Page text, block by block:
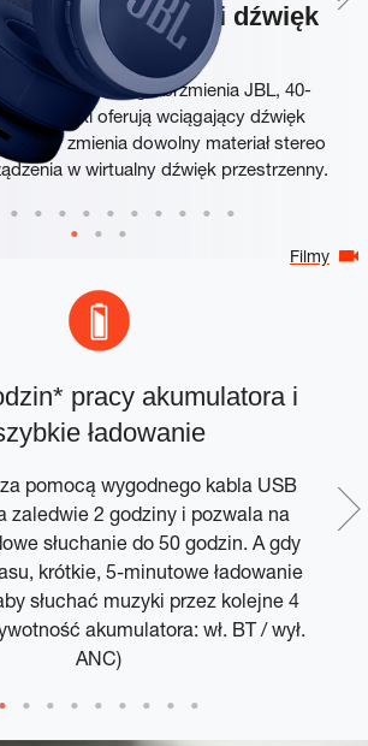
Filmy
brzmienie JBL i dźwięk
przestrzenny
legendarnego brzmienia JBL, 40-
oferują wciągający dźwięk
który zmienia dowolny materiał stereo
w wirtualny dźwięk przestrzenny.
pracy akumulatora i
ładowanie
pomocą wygodnego kabla USB
zaledwie 2 godziny i pozwala na
słuchanie do 50 godzin. A gdy
krótkie, 5-minutowe ładowanie
słuchać muzyki przez kolejne 4
akumulatora: wł. BT / wył.
ANC)